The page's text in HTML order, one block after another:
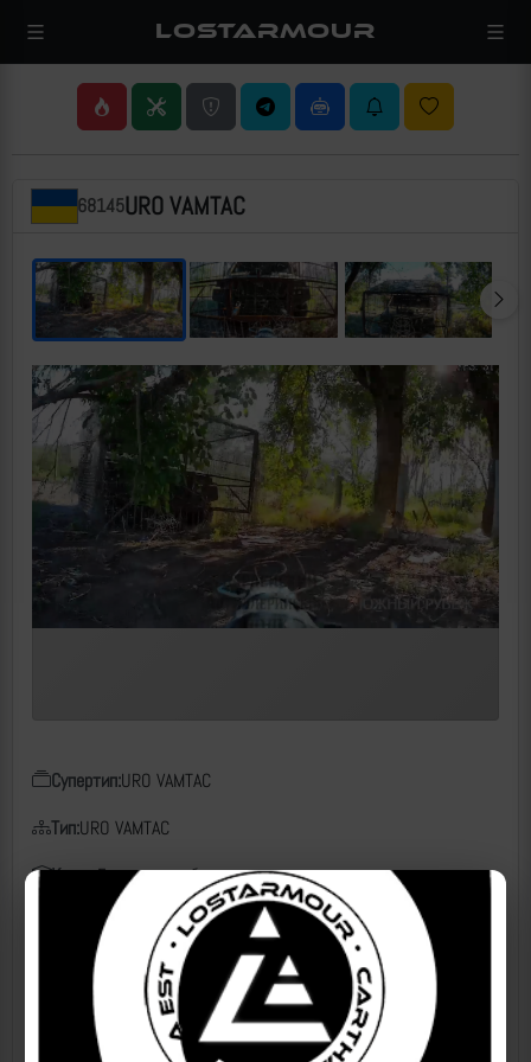
LOSTARMOUR
68145URO VAMTAC
Супертип:URO VAMTAC
Тип:URO VAMTAC
Класс:Бронеавтомобиль
Чем поражен:
FPV, КВН
03.07.2026
Место: